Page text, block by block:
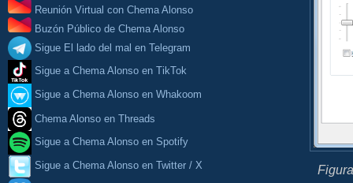
Reunión Virtual con Chema Alonso
Buzón Público de Chema Alonso
Sigue El lado del mal en Telegram
Sigue a Chema Alonso en TikTok
Sigue a Chema Alonso en Whakoom
Chema Alonso en Threads
Sigue a Chema Alonso en Spotify
Sigue a Chema Alonso en Twitter / X